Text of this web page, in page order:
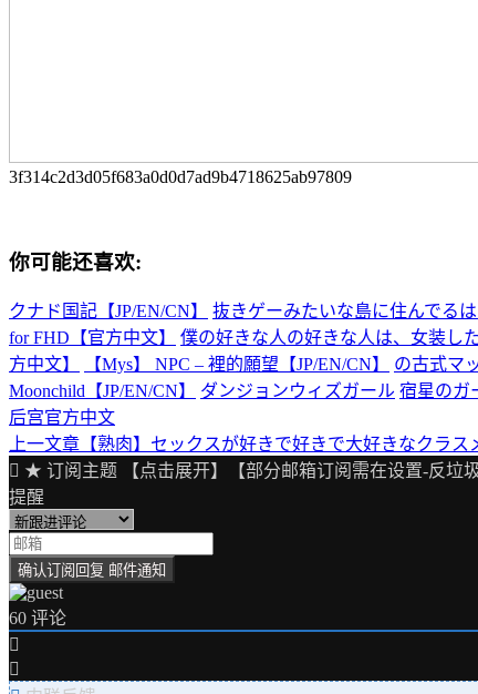
3f314c2d3d05f683a0d0d7ad9b4718625ab97809
你可能还喜欢:
クナド国記【JP/EN/CN】 抜きゲーみたいな島に住んでる
for FHD【官方中文】
僕の好きな人の好きな人は、女装し
方中文】
【Mys】 NPC – 裡的願望【JP/EN/CN】 の古式マ
Moonchild【JP/EN/CN】
ダンジョンウィズガール 宿星のガ
后宫官方中文
文
章
导
航
上一文章 【熟肉】セックスが好きで好きで大好きなクラ
★ 订阅主题 【点击展开】【部分邮箱订阅需在设置-反垃
提醒
60 评论